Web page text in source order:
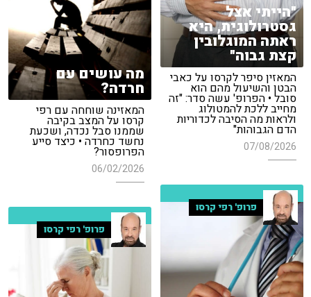
"הייתי אצל
גסטרולוגית, היא
ראתה המוגלובין
קצת גבוה"
המאזין סיפר לקרסו על כאבי
הבטן והשיעול מהם הוא
סובל • הפרופ' עשה סדר: "זה
מחייב ללכת להמטולוג
ולראות מה הסיבה לכדוריות
הדם הגבוהות"
07/08/2026
מה עושים עם
חרדה?
המאזינה שוחחה עם רפי
קרסו על המצב בקיבה
שממנו סבל נכדה, ושכעת
נחשד כחרדה • כיצד סייע
הפרופסור?
06/02/2026
פרופ' רפי קרסו
פרופ' רפי קרסו